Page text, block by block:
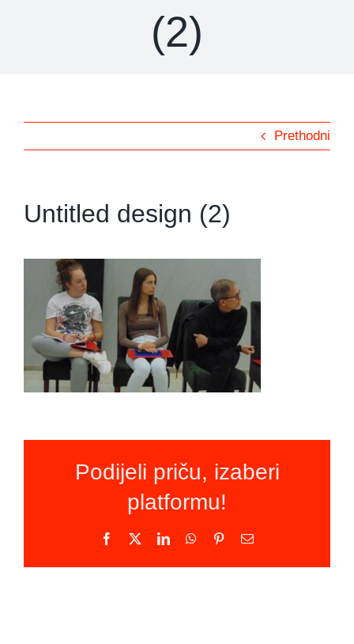
(2)
Prethodni
Untitled design (2)
Podijeli priču, izaberi
platformu!
Facebook LinkedInWhatsApp
PinterestEmail